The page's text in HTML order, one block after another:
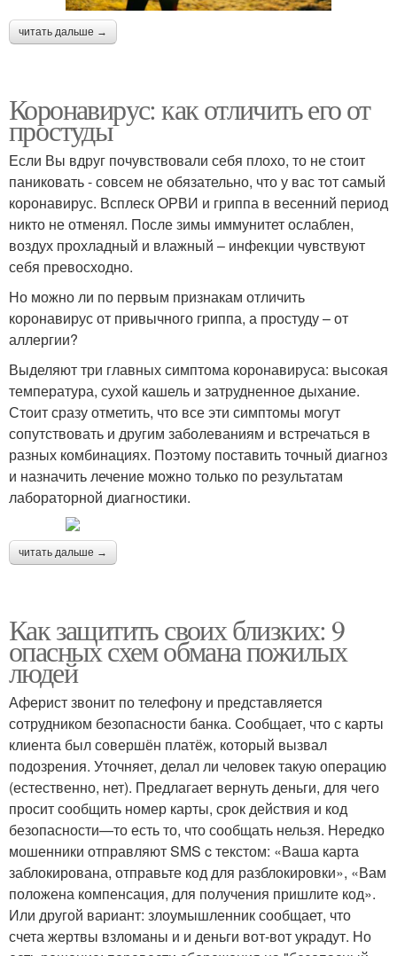
читать дальше →
Коронавирус: как отличить его от
простуды
Если Вы вдруг почувствовали себя плохо, то не стоит
паниковать - совсем не обязательно, что у вас тот самый
коронавирус. Всплеск ОРВИ и гриппа в весенний период
никто не отменял. После зимы иммунитет ослаблен,
воздух прохладный и влажный – инфекции чувствуют
себя превосходно.
Но можно ли по первым признакам отличить
коронавирус от привычного гриппа, а простуду – от
аллергии?
Выделяют три главных симптома коронавируса: высокая
температура, сухой кашель и затрудненное дыхание.
Стоит сразу отметить, что все эти симптомы могут
сопутствовать и другим заболеваниям и встречаться в
разных комбинациях. Поэтому поставить точный диагноз
и назначить лечение можно только по результатам
лабораторной диагностики.
читать дальше →
Как защитить своих близких: 9
опасных схем обмана пожилых
людей
Аферист звонит по телефону и представляется
сотрудником безопасности банка. Сообщает, что с карты
клиента был совершён платёж, который вызвал
подозрения. Уточняет, делал ли человек такую операцию
(естественно, нет). Предлагает вернуть деньги, для чего
просит сообщить номер карты, срок действия и код
безопасности—то есть то, что сообщать нельзя. Нередко
мошенники отправляют SMS c текстом: «Ваша карта
заблокирована, отправьте код для разблокировки», «Вам
положена компенсация, для получения пришлите код».
Или другой вариант: злоумышленник сообщает, что
счета жертвы взломаны и и деньги вот-вот украдут. Но